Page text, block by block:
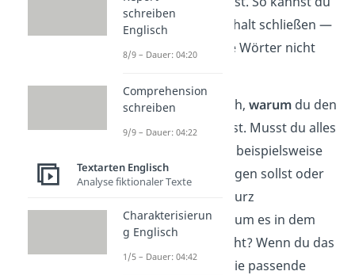
leichter auf den Inhalt schließen —
selbst wenn du die Wörter nicht
Interessant ist auch,warum du den
Text überhaupt liest. Musst du alles
verstehen, weil du beispielsweise
einer Anleitung folgen sollst oder
möchtest du nur kurz
herausfinden, worum es in dem
Text überhaupt geht? Wenn du das
weißt, kannst du die passende
schreiben
Englisch
8/9 – Dauer: 04:20
Comprehension
schreiben
9/9 – Dauer: 04:22
Textarten Englisch
Analyse fiktionaler Texte
Charakterisierun
g Englisch
1/5 – Dauer: 04:42